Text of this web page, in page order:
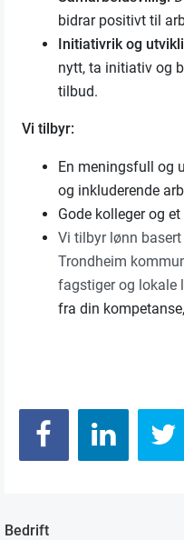
bidrar positivt til
Initiativrik og
nytt, ta initiativ og
tilbud.
Vi tilbyr:
En meningsfull og
og inkluderende
Gode kolleger og
Vi tilbyr lønn
Trondheim
fagstiger og lokale
fra din
Bedrift